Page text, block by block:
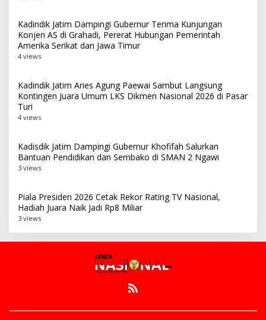
Kadindik Jatim Dampingi Gubernur Terima Kunjungan
Konjen AS di Grahadi, Pererat Hubungan Pemerintah
Amerika Serikat dan Jawa Timur
4 views
Kadindik Jatim Aries Agung Paewai Sambut Langsung
Kontingen Juara Umum LKS Dikmen Nasional 2026 di Pasar
Turi
4 views
Kadisdik Jatim Dampingi Gubernur Khofifah Salurkan
Bantuan Pendidikan dan Sembako di SMAN 2 Ngawi
3 views
Piala Presiden 2026 Cetak Rekor Rating TV Nasional,
Hadiah Juara Naik Jadi Rp8 Miliar
3 views